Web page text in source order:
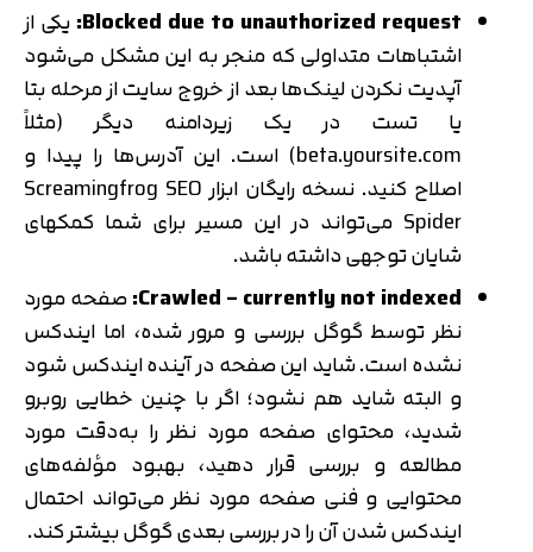
Blocked due to unauthorized request: یکی از
اشتباهات متداولی که منجر به این مشکل می‌شود
آپدیت نکردن لینک‌ها بعد از خروج سایت از مرحله بتا
یا تست در یک زیردامنه دیگر (مثلاً
beta.yoursite.com) است. این آدرس‌ها را پیدا و
اصلاح کنید. نسخه رایگان ابزار Screamingfrog SEO
Spider می‌تواند در این مسیر برای شما کمکهای
شایان توجهی داشته باشد.
Crawled – currently not indexed: صفحه مورد
نظر توسط گوگل بررسی و مرور شده، اما ایندکس
نشده است. شاید این صفحه در آینده ایندکس شود
و البته شاید هم نشود؛ اگر با چنین خطایی روبرو
شدید، محتوای صفحه مورد نظر را به‌دقت مورد
مطالعه و بررسی قرار دهید، بهبود مؤلفه‌های
محتوایی و فنی صفحه مورد نظر می‌تواند احتمال
ایندکس شدن آن را در بررسی بعدی گوگل بیشتر کند.